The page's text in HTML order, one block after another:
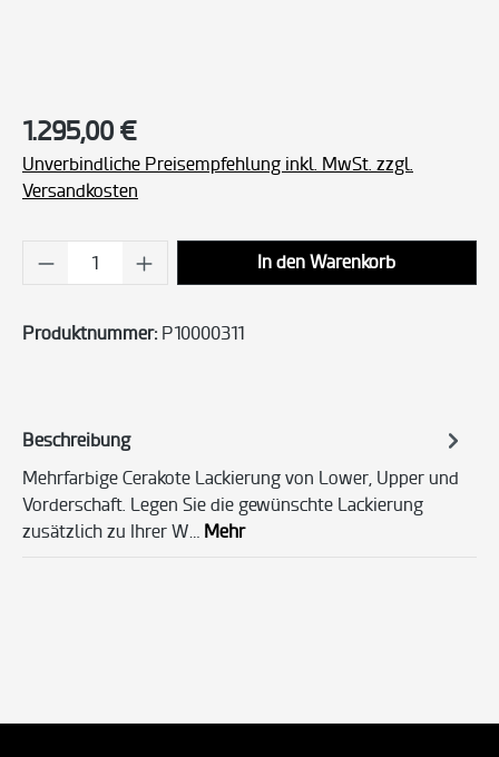
Regulärer Preis:
1.295,00 €
Unverbindliche Preisempfehlung inkl. MwSt. zzgl.
Versandkosten
Produkt Anzahl: Gib den gewünschten
In den Warenkorb
Produktnummer: P10000311
Beschreibung
Mehrfarbige Cerakote Lackierung von Lower, Upper und
Vorderschaft. Legen Sie die gewünschte Lackierung
zusätzlich zu Ihrer W… Mehr